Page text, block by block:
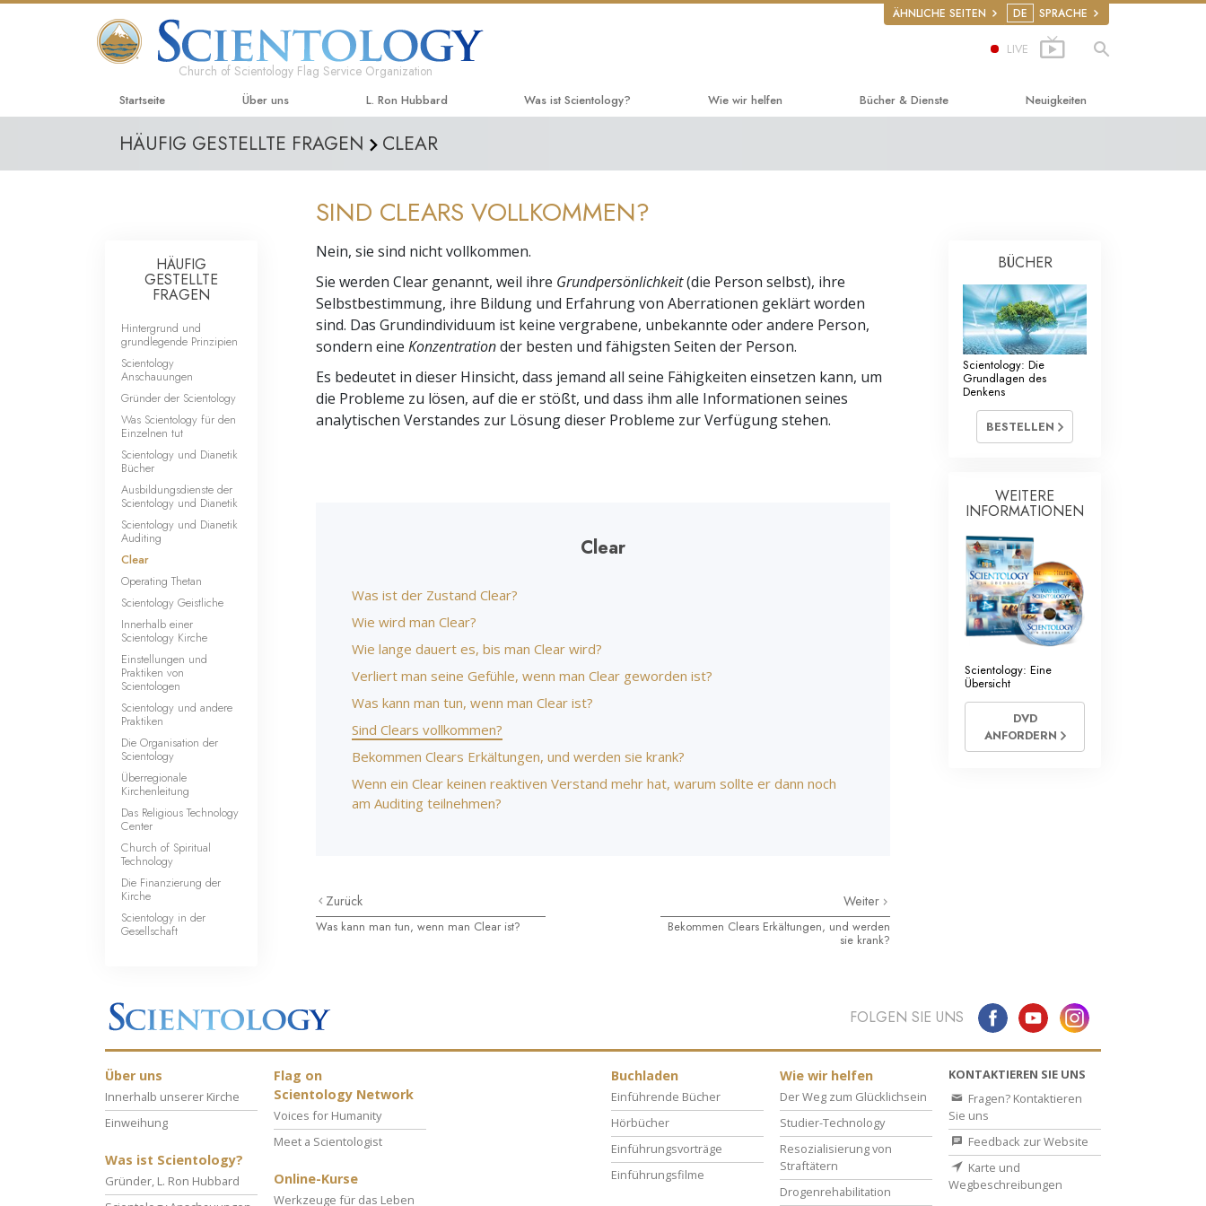
ÄHNLICHE SEITEN DE SPRACHE
Church of Scientology Flag Service Organization
LIVE
Startseite Über uns L. Ron Hubbard Was ist Scientology?
Lernen Sie einen Scientologen kennen
Innerhalb einer Scientology Kirche
Die Grundprinzipien der Scientology
Eine Einführung in die Dianetik
Liebe und Hass – Was ist Größe?
Wie wir helfen
Fakten über Drogen
United for Human Rights (Vereint für
Menschenrechte)
Citizens Commission on Human Rights
Ehrenamtliche Scientology Geistliche
Bücher & Dienste
Einführende Dienste
Neuigkeiten
HÄUFIG GESTELLTE FRAGEN CLEAR
SIND CLEARS VOLLKOMMEN?
Nein, sie sind nicht vollkommen.
Sie werden Clear genannt, weil ihre Grundpersönlichkeit(die Person selbst), ihre
Selbstbestimmung, ihre Bildung und Erfahrung von Aberrationen geklärt worden
sind. Das Grundindividuum ist keine vergrabene, unbekannte oder andere Person,
sondern eine Konzentrationder besten und fähigsten Seiten der Person.
Es bedeutet in dieser Hinsicht, dass jemand all seine Fähigkeiten einsetzen kann, um
die Probleme zu lösen, auf die er stößt, und dass ihm alle Informationen seines
analytischen Verstandes zur Lösung dieser Probleme zur Verfügung stehen.
Clear
Was ist der Zustand Clear?
Wie wird man Clear?
Wie lange dauert es, bis man Clear wird?
Verliert man seine Gefühle, wenn man Clear geworden ist?
Was kann man tun, wenn man Clear ist?
Sind Clears vollkommen?
Bekommen Clears Erkältungen, und werden sie krank?
Wenn ein Clear keinen reaktiven Verstand mehr hat, warum sollte er dann noch
am Auditing teilnehmen?
Zurück
Was kann man tun, wenn man Clear ist?
Weiter
Bekommen Clears Erkältungen, und werden
sie krank?
HÄUFIG
GESTELLTE
FRAGEN
Hintergrund und
grundlegende Prinzipien
Scientology
Anschauungen
Gründer der Scientology
Was Scientology für den
Einzelnen tut
Scientology und Dianetik
Bücher
Ausbildungsdienste der
Scientology und Dianetik
Scientology und Dianetik
Auditing
Clear
Operating Thetan
Scientology Geistliche
Innerhalb einer
Scientology Kirche
Einstellungen und
Praktiken von
Scientologen
Scientology und andere
Praktiken
Die Organisation der
Scientology
Überregionale
Kirchenleitung
Das Religious Technology
Center
Church of Spiritual
Technology
Die Finanzierung der
Kirche
Scientology in der
Gesellschaft
BÜCHER
Scientology: Die
Grundlagen des
Denkens
BESTELLEN
WEITERE
INFORMATIONEN
Scientology: Eine
Übersicht
DVD
ANFORDERN
FOLGEN SIE UNS
Über uns
Innerhalb unserer Kirche
Einweihung
Was ist Scientology?
Gründer, L. Ron Hubbard
Flag on
Scientology Network
Voices for Humanity
Meet a Scientologist
Online-Kurse
Werkzeuge für das Leben
Buchladen
Einführende Bücher
Hörbücher
Einführungsvorträge
Einführungsfilme
Wie wir helfen
Der Weg zum Glücklichsein
Studier-Technology
Resozialisierung von
Straftätern
Drogenrehabilitation
KONTAKTIEREN SIE UNS
Fragen? Kontaktieren
Sie uns
Feedback zur Website
Karte und
Wegbeschreibungen